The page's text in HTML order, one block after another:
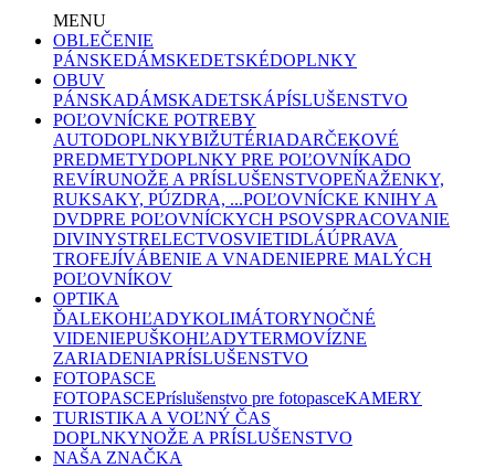
MENU
OBLEČENIE
PÁNSKEDÁMSKEDETSKÉDOPLNKY
OBUV
PÁNSKADÁMSKADETSKÁPÍSLUŠENSTVO
POĽOVNÍCKE POTREBY
AUTODOPLNKYBIŽUTÉRIADARČEKOVÉ
PREDMETYDOPLNKY PRE POĽOVNÍKADO
REVÍRUNOŽE A PRÍSLUŠENSTVOPEŇAŽENKY,
RUKSAKY, PÚZDRA, ...POĽOVNÍCKE KNIHY A
DVDPRE POĽOVNÍCKYCH PSOVSPRACOVANIE
DIVINYSTRELECTVOSVIETIDLÁÚPRAVA
TROFEJÍVÁBENIE A VNADENIEPRE MALÝCH
POĽOVNÍKOV
OPTIKA
ĎALEKOHĽADYKOLIMÁTORYNOČNÉ
VIDENIEPUŠKOHĽADYTERMOVÍZNE
ZARIADENIAPRÍSLUŠENSTVO
FOTOPASCE
FOTOPASCEPríslušenstvo pre fotopasceKAMERY
TURISTIKA A VOĽNÝ ČAS
DOPLNKYNOŽE A PRÍSLUŠENSTVO
NAŠA ZNAČKA